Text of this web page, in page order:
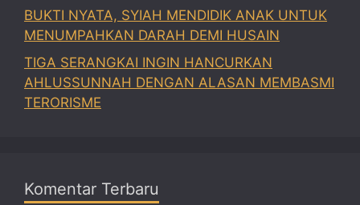
BUKTI NYATA, SYIAH MENDIDIK ANAK UNTUK
MENUMPAHKAN DARAH DEMI HUSAIN
TIGA SERANGKAI INGIN HANCURKAN
AHLUSSUNNAH DENGAN ALASAN MEMBASMI
TERORISME
Komentar Terbaru